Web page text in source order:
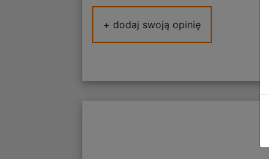
+ dodaj swoją opinię